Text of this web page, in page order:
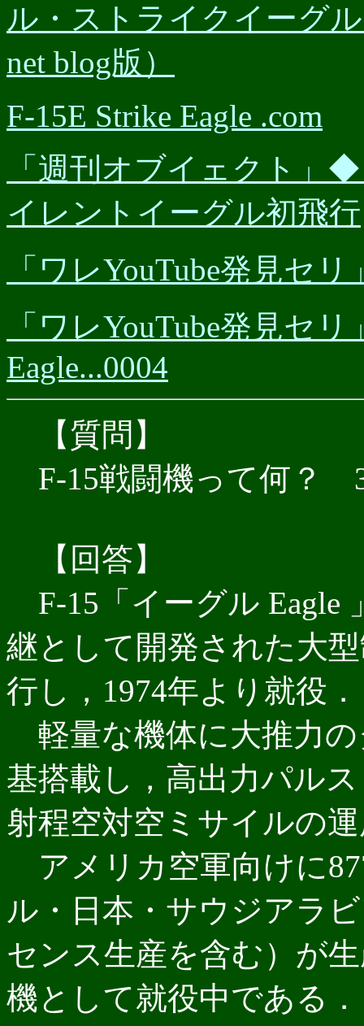
ル・ストライクイーグ
net blog版）
F-15E Strike Eagle .com
「週刊オブイェクト」
イレントイーグル初飛行
「ワレYouTube発見セ
「ワレYouTube発見セ
Eagle...0004
【質問】
F-15戦闘機って何？
【回答】
F-15「イーグル Eagle
継として開発された大
行し，1974年より就役．
軽量な機体に大推力
基搭載し，高出力パル
射程空対空ミサイルの
アメリカ空軍向けに
ル・日本・サウジアラ
センス生産を含む）が
機として就役中である．